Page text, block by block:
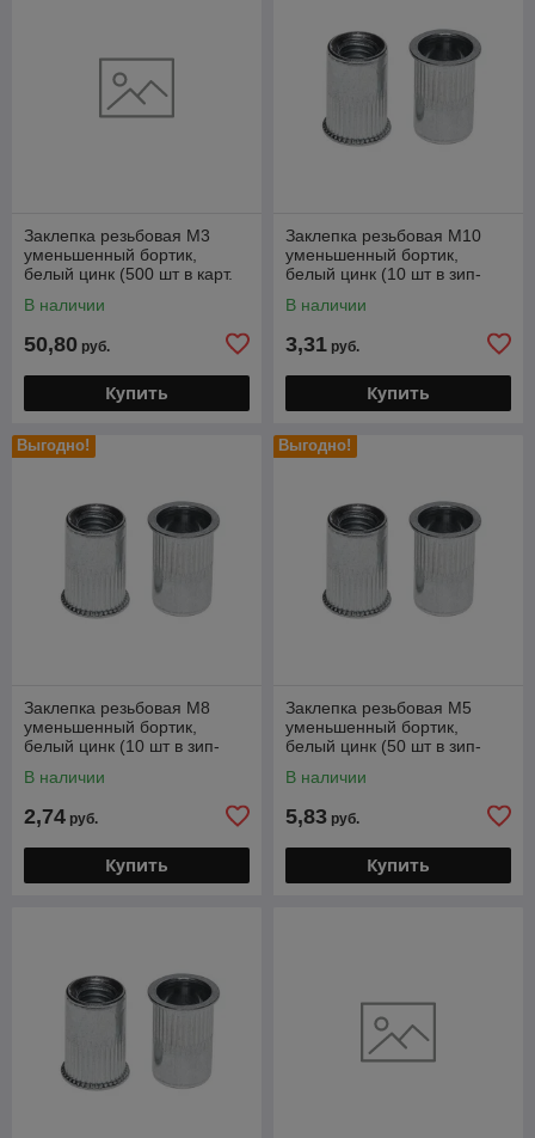
Заклепка резьбовая М3
уменьшенный бортик,
белый цинк (500 шт в карт.
В наличии
50,80 руб.
Купить
Заклепка резьбовая М10
уменьшенный бортик,
белый цинк (10 шт в зип-
В наличии
3,31 руб.
Купить
Выгодно!
Заклепка резьбовая М8
уменьшенный бортик,
белый цинк (10 шт в зип-
В наличии
2,74 руб.
Купить
Выгодно!
Заклепка резьбовая М5
уменьшенный бортик,
белый цинк (50 шт в зип-
В наличии
5,83 руб.
Купить